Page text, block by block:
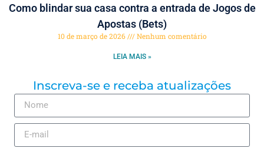
Como blindar sua casa contra a entrada de Jogos de
Apostas (Bets)
10 de março de 2026 Nenhum comentário
LEIA MAIS »
Inscreva-se e receba atualizações